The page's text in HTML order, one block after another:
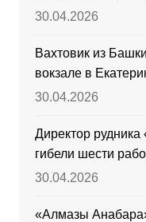
30.04.2026
Вахтовик из
вокзале в
30.04.2026
Директор
гибели шести
30.04.2026
«Алмазы